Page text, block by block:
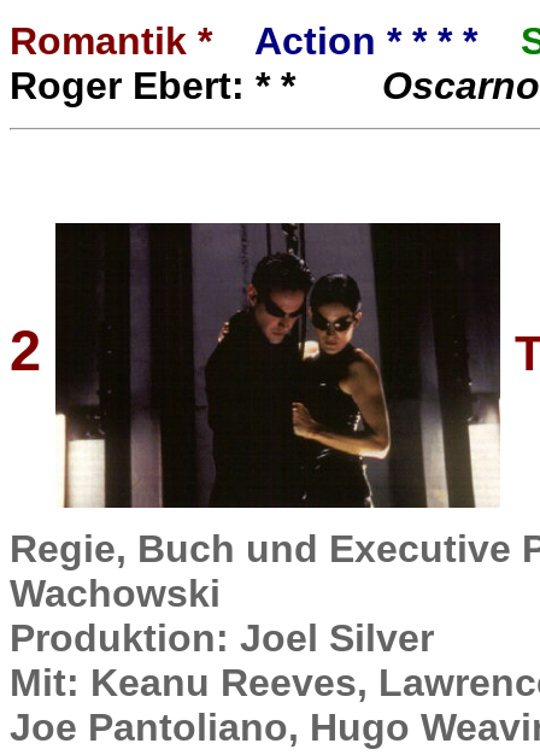
Romantik * Action * * * *
Roger Ebert: * *
2
Regie, Buch und Executive
Wachowski
Produktion: Joel Silver
Mit: Keanu Reeves,
Joe Pantoliano, Hugo